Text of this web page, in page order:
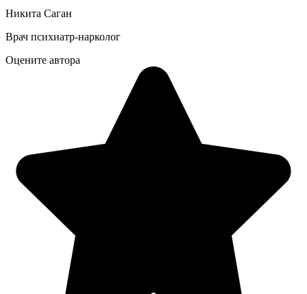
Никита Саган
Врач психиатр-нарколог
Оцените автора